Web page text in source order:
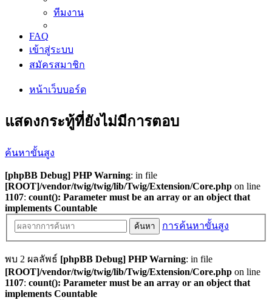
ทีมงาน
FAQ
เข้าสู่ระบบ
สมัครสมาชิก
หน้าเว็บบอร์ด
แสดงกระทู้ที่ยังไม่มีการตอบ
ค้นหาขั้นสูง
[phpBB Debug] PHP Warning: in file
[ROOT]/vendor/twig/twig/lib/Twig/Extension/Core.php on line
1107: count(): Parameter must be an array or an object that
implements Countable
ค้นหา การค้นหาขั้นสูง
พบ 2 ผลลัพธ์ [phpBB Debug] PHP Warning: in file
[ROOT]/vendor/twig/twig/lib/Twig/Extension/Core.php on line
1107: count(): Parameter must be an array or an object that
implements Countable